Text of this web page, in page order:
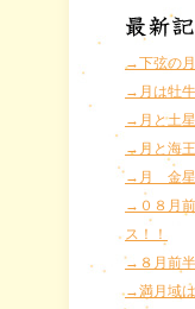
→下弦の
→月は牡
→月と土
→月と海
→月 金星
→０８月
ス！！
→８月前
→満月域